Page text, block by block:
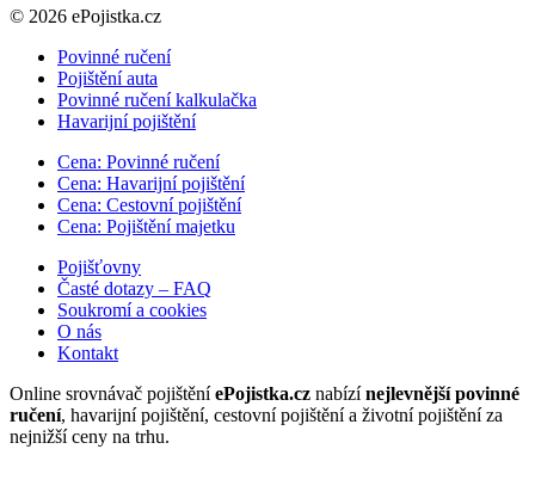
© 2026 ePojistka.cz
Povinné ručení
Pojištění auta
Povinné ručení kalkulačka
Havarijní pojištění
Cena: Povinné ručení
Cena: Havarijní pojištění
Cena: Cestovní pojištění
Cena: Pojištění majetku
Pojišťovny
Časté dotazy – FAQ
Soukromí a cookies
O nás
Kontakt
Online srovnávač pojištěníePojistka.cz nabízínejlevnější povinné
ručení, havarijní pojištění, cestovní pojištění a životní pojištění za
nejnižší ceny na trhu.